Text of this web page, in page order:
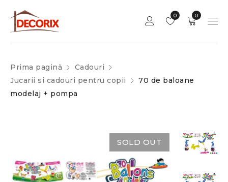
0
0
Prima pagină
Cadouri
Jucarii si cadouri pentru copii
70 de baloane
modelaj + pompa
SOLD OUT